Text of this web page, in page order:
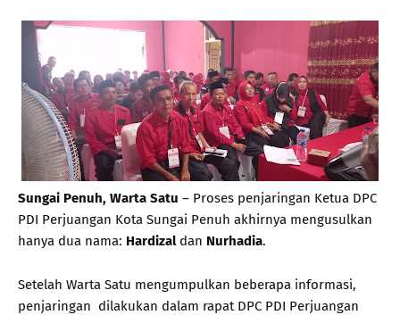
Sungai Penuh, Warta Satu – Proses penjaringan Ketua DPC
PDI Perjuangan Kota Sungai Penuh akhirnya mengusulkan
hanya dua nama: Hardizaldan Nurhadia.
Setelah Warta Satu mengumpulkan beberapa informasi,
penjaringan dilakukan dalam rapat DPC PDI Perjuangan